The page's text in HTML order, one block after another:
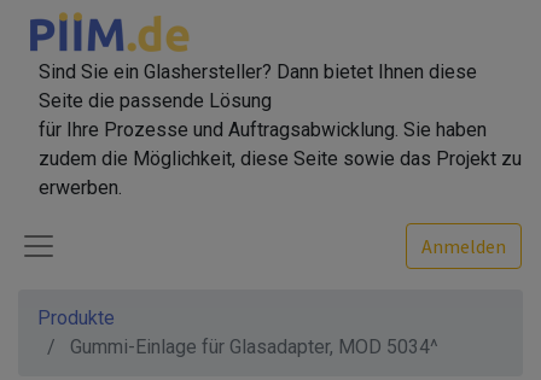
Sind Sie ein Glashersteller? Dann bietet Ihnen diese
Seite die passende Lösung
für Ihre Prozesse und Auftragsabwicklung. Sie haben
zudem die Möglichkeit, diese Seite sowie das Projekt zu
erwerben.
Anmelden
Produkte
Gummi-Einlage für Glasadapter, MOD 5034^